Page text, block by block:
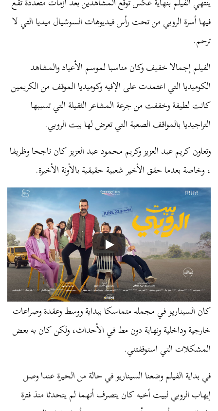
فيها أسرة الروبي من تحت رأس فيديوهات السوشيال ميديا التي لا
ترحم.
الفيلم إجمالا خفيف وكان مناسبا لموسم الأعياد والمشاهد
الكوميديا التي اعتمدت على الإفيه وكوميديا الموقف من الكريمين
كانت لطيفة وخففت من جرعة المشاعر الثقيلة التي تسببها
التراجيديا بالمواقف الصعبة التي تعرض لها بيت الروبي.
وتعاون كريم عبد العزيز وكريم محمود عبد العزيز كان ناجحا وظريفا
، وخاصة بعدما حقق الأخير شعبية حقيقية بالأونة الأخيرة.
كان السيناريو في مجمله متماسكا ببداية ووسط وعقدة وصراعات
خارجية وداخلية ونهاية دون مط في الأحداث، ولكن كان به بعض
المشكلات التي استوقفتني.
في بداية الفيلم وضعنا السيناريو في حالة من الحيرة عندا وصل
إيهاب الروبي لبيت أخيه كان يتصرف أنهما لم يتحدثا منذ فترة